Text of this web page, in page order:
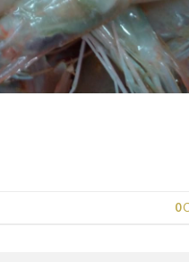
0